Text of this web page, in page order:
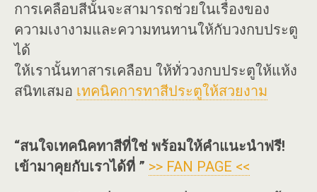
การเคลือบสีนั้นจะสามารถช่วยในเรื่องของ
ความเงางามและความทนทานให้กับวงกบประตู
ได้
ให้เรานั้นทาสารเคลือบ ให้ทั่ววงกบประตูให้แห้ง
สนิทเสมอ เทคนิคการทาสีประตูให้สวยงาม
“สนใจเทคนิคทาสีที่ใช่ พร้อมให้คำแนะนำฟรี!
เข้ามาคุยกับเราได้ที่ ” >> FAN PAGE <<